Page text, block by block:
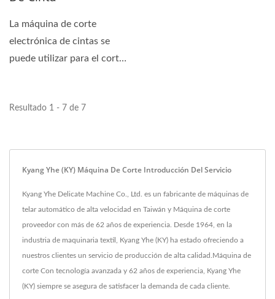
La máquina de corte
electrónica de cintas se
puede utilizar para el corte
Resultado 1 - 7 de 7
Kyang Yhe (KY) Máquina De Corte Introducción Del Servicio
Kyang Yhe Delicate Machine Co., Ltd. es un fabricante de máquinas de
telar automático de alta velocidad en Taiwán y Máquina de corte
proveedor con más de 62 años de experiencia. Desde 1964, en la
industria de maquinaria textil, Kyang Yhe (KY) ha estado ofreciendo a
nuestros clientes un servicio de producción de alta calidad.Máquina de
corte Con tecnología avanzada y 62 años de experiencia, Kyang Yhe
(KY) siempre se asegura de satisfacer la demanda de cada cliente.